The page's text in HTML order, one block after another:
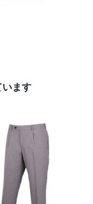
います